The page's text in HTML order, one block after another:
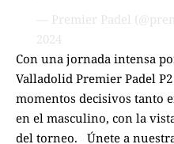
— Premier Padel
2024
Con una jornada intensa
Valladolid Premier Padel
momentos decisivos tanto
en el masculino, con la
del torneo. Únete a